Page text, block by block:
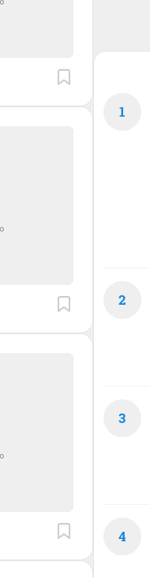
1
2
3
4